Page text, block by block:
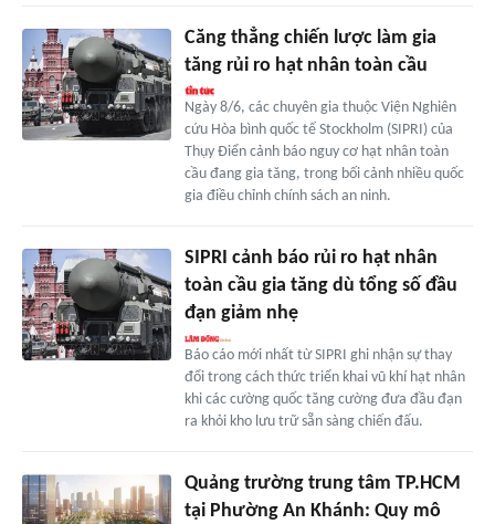
Căng thẳng chiến lược làm gia
tăng rủi ro hạt nhân toàn cầu
Ngày 8/6, các chuyên gia thuộc Viện Nghiên
cứu Hòa bình quốc tế Stockholm (SIPRI) của
Thụy Điển cảnh báo nguy cơ hạt nhân toàn
cầu đang gia tăng, trong bối cảnh nhiều quốc
gia điều chỉnh chính sách an ninh.
SIPRI cảnh báo rủi ro hạt nhân
toàn cầu gia tăng dù tổng số đầu
đạn giảm nhẹ
Báo cáo mới nhất từ SIPRI ghi nhận sự thay
đổi trong cách thức triển khai vũ khí hạt nhân
khi các cường quốc tăng cường đưa đầu đạn
ra khỏi kho lưu trữ sẵn sàng chiến đấu.
Quảng trường trung tâm TP.HCM
tại Phường An Khánh: Quy mô